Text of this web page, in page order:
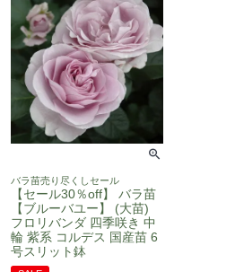
バラ苗売り尽くしセール
【セール30％off】 バラ苗
【ブルーバユー】 (大苗)
フロリバンダ 四季咲き 中
輪 紫系 コルデス 国産苗 6
号スリット鉢